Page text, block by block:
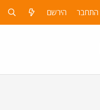
התחבר הירשם